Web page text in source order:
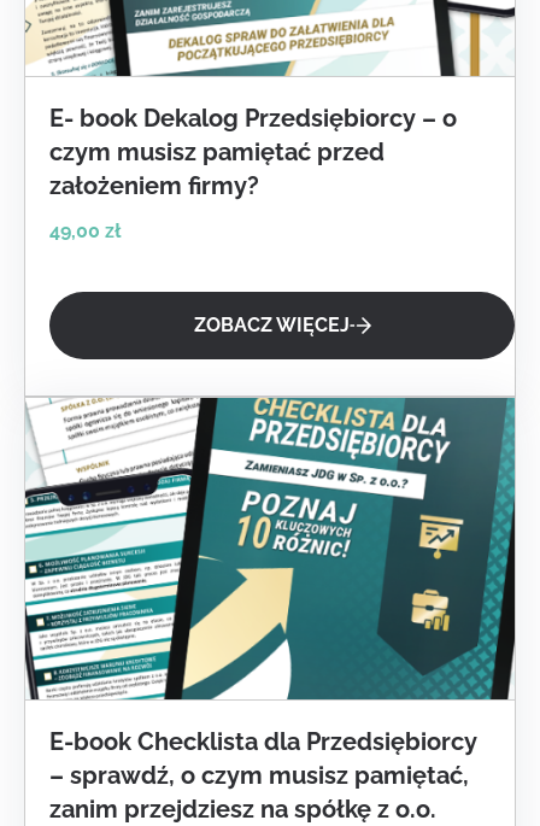
E- book Dekalog Przedsiębiorcy – o
czym musisz pamiętać przed
założeniem firmy?
49,00 zł
ZOBACZ WIĘCEJ
E-book Checklista dla Przedsiębiorcy
– sprawdź, o czym musisz pamiętać,
zanim przejdziesz na spółkę z o.o.